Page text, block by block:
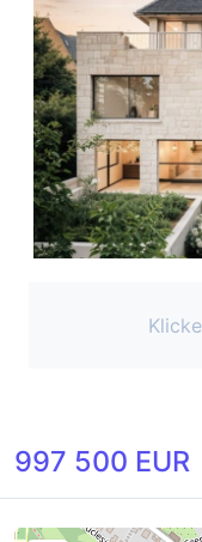
997 500 EUR